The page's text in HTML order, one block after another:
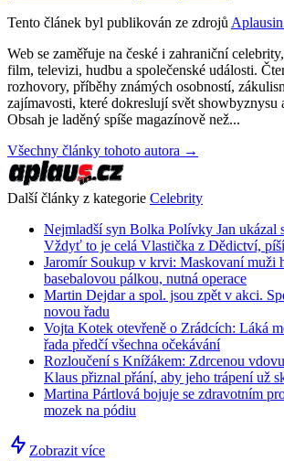
Tento článek byl publikován ze zdrojů
Web se zaměřuje na české i zahraniční
film, televizi, hudbu a společenské události.
rozhovory, příběhy známých osobností,
zajímavosti, které dokreslují svět showbyznysu
Obsah je laděný spíše magazínově než...
Všechny články tohoto autora →
Další články z kategorie Celebrity
Nejmladší syn Bolka Polívky Jan ukázal
Vždyť to je celá Vlastička z Dědictví,
Jaromír Soukup v krvi: Maskovaní muži
basebalovou pálkou, nutná operace
Martin Dejdar a spol. jsou zpět v akci.
novou řadu
Vojta Kotek otevřeně o Zrádcích: Láká
řada předčí všechna očekávání
Rozloučení s Knížákem: Zdrcenou
Klaus přiznal přání, aby jeho trápení už
Martina Pártlová bojuje se zdravotním
mozek na pódiu
Zobrazit více